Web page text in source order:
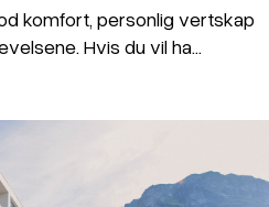
komfort, personlig vertskap
Hvis du vil ha…